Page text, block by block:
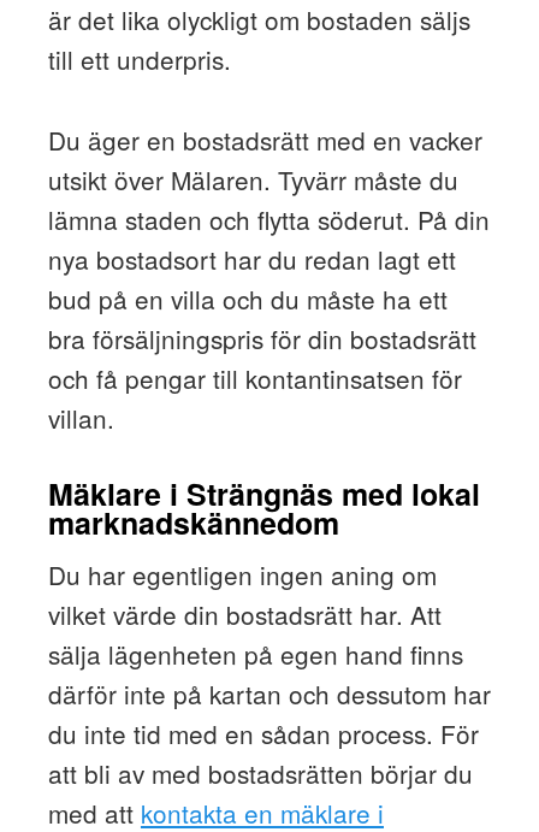
är det lika olyckligt om bostaden säljs
till ett underpris.
Du äger en bostadsrätt med en vacker
utsikt över Mälaren. Tyvärr måste du
lämna staden och flytta söderut. På din
nya bostadsort har du redan lagt ett
bud på en villa och du måste ha ett
bra försäljningspris för din bostadsrätt
och få pengar till kontantinsatsen för
villan.
Mäklare i Strängnäs med lokal
marknadskännedom
Du har egentligen ingen aning om
vilket värde din bostadsrätt har. Att
sälja lägenheten på egen hand finns
därför inte på kartan och dessutom har
du inte tid med en sådan process. För
att bli av med bostadsrätten börjar du
med att kontakta en mäklare i